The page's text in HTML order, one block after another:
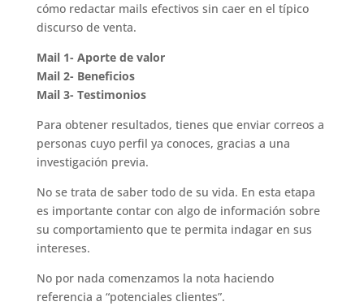
cómo redactar mails efectivos sin caer en el típico
discurso de venta.
Mail 1- Aporte de valor
Mail 2- Beneficios
Mail 3- Testimonios
Para obtener resultados, tienes que enviar correos a
personas cuyo perfil ya conoces, gracias a una
investigación previa.
No se trata de saber todo de su vida. En esta etapa
es importante contar con algo de información sobre
su comportamiento que te permita indagar en sus
intereses.
No por nada comenzamos la nota haciendo
referencia a “potenciales clientes”.